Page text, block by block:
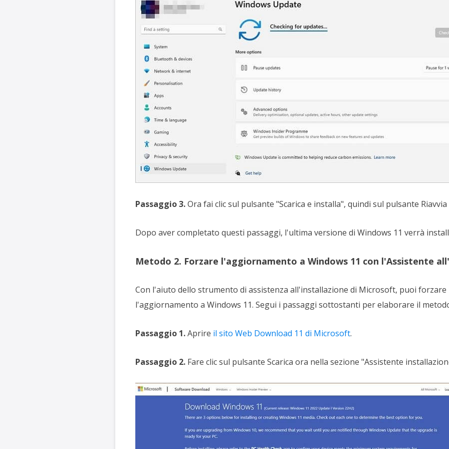
Passaggio 3.Ora fai clic sul pulsante "Scarica e installa", quindi sul pulsante Riavvia
Dopo aver completato questi passaggi, l'ultima versione di Windows 11 verrà
Metodo 2. Forzare l'aggiornamento a Windows 11 con l'Assistente
Con l'aiuto dello strumento di assistenza all'installazione di Microsoft, puoi
l'aggiornamento a Windows 11. Segui i passaggi sottostanti per elaborare il
Passaggio 1.Aprire il sito Web Download 11 di Microsoft.
Passaggio 2.Fare clic sul pulsante Scarica ora nella sezione "Assistente